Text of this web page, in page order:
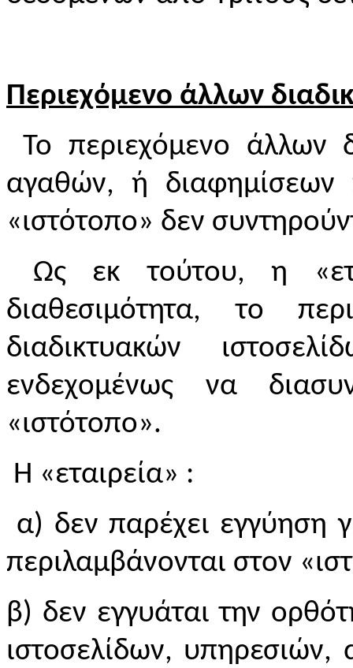
Περιεχόμενο άλλων
Το περιεχόμενο άλλων
αγαθών, ή διαφημίσεων
«ιστότοπο» δεν
Ως εκ τούτου, η
διαθεσιμότητα, το
διαδικτυακών
ενδεχομένως να
«ιστότοπο».
Η «εταιρεία» :
α) δεν παρέχει εγγύηση
περιλαμβάνονται στον
β) δεν εγγυάται την
ιστοσελίδων,